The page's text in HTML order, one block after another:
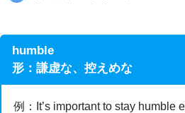
humble
形：謙虚な、控えめな
例：It’s important to stay humble